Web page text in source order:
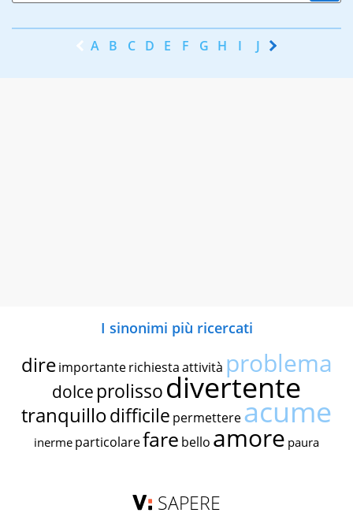
A B C D E F G H I J K
I sinonimi più ricercati
dire importante richiestaattività problema
dolce prolissodivertente
tranquillodifficile permettereacume
inerme particolarefare bello amore paura
SAPERE